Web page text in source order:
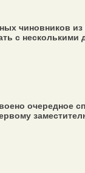
чиновников
с несколькими
очередное